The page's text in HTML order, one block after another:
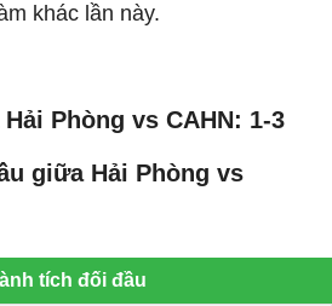
khác lần này.
Phòng vs CAHN: 1-3
giữa Hải Phòng vs